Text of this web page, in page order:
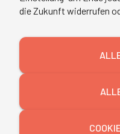
die Zukunft widerrufen